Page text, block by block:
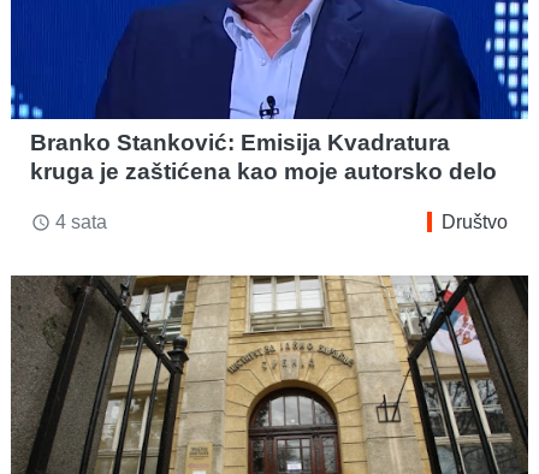
Branko Stanković: Emisija Kvadratura
kruga je zaštićena kao moje autorsko delo
access_time 4 sata Društvo